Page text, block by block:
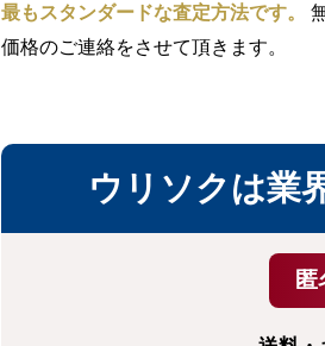
最もスタンダードな査定方法です。
価格のご連絡をさせて頂きます。
ウリソクは業